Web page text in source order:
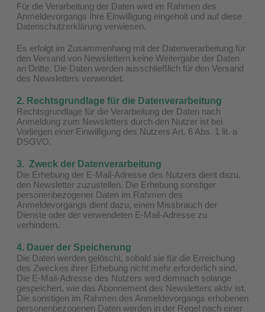
Für die Verarbeitung der Daten wird im Rahmen des
Anmeldevorgangs Ihre Einwilligung eingeholt und auf diese
Datenschutzerklärung verwiesen.
Es erfolgt im Zusammenhang mit der Datenverarbeitung für
den Versand von Newslettern keine Weitergabe der Daten
an Dritte. Die Daten werden ausschließlich für den Versand
des Newsletters verwendet.
2. Rechtsgrundlage für die Datenverarbeitung
Rechtsgrundlage für die Verarbeitung der Daten nach
Anmeldung zum Newsletters durch den Nutzer ist bei
Vorliegen einer Einwilligung des Nutzers Art. 6 Abs. 1 lit. a
DSGVO.
3. Zweck der Datenverarbeitung
Die Erhebung der E-Mail-Adresse des Nutzers dient dazu,
den Newsletter zuzustellen. Die Erhebung sonstiger
personenbezogener Daten im Rahmen des
Anmeldevorgangs dient dazu, einen Missbrauch der
Dienste oder der verwendeten E-Mail-Adresse zu
verhindern.
4. Dauer der Speicherung
Die Daten werden gelöscht, sobald sie für die Erreichung
des Zweckes ihrer Erhebung nicht mehr erforderlich sind.
Die E-Mail-Adresse des Nutzers wird demnach solange
gespeichert, wie das Abonnement des Newsletters aktiv ist.
Die sonstigen im Rahmen des Anmeldevorgangs erhobenen
personenbezogenen Daten werden in der Regel nach einer